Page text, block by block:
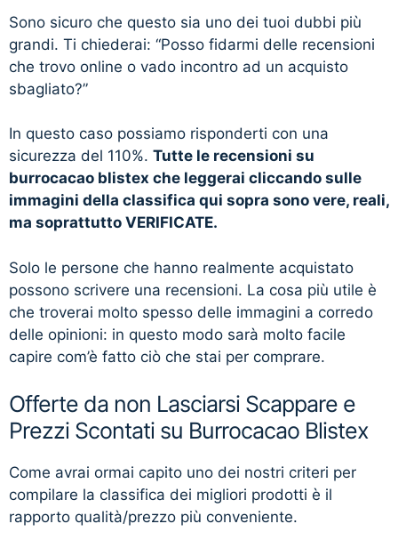
Sono sicuro che questo sia uno dei tuoi dubbi più
grandi. Ti chiederai: “Posso fidarmi delle recensioni
che trovo online o vado incontro ad un acquisto
sbagliato?”
In questo caso possiamo risponderti con una
sicurezza del 110%. Tutte le recensioni su
burrocacao blistex che leggerai cliccando sulle
immagini della classifica qui sopra sono vere, reali,
ma soprattutto VERIFICATE.
Solo le persone che hanno realmente acquistato
possono scrivere una recensioni. La cosa più utile è
che troverai molto spesso delle immagini a corredo
delle opinioni: in questo modo sarà molto facile
capire com’è fatto ciò che stai per comprare.
Offerte da non Lasciarsi Scappare e
Prezzi Scontati su Burrocacao Blistex
Come avrai ormai capito uno dei nostri criteri per
compilare la classifica dei migliori prodotti è il
rapporto qualità/prezzo più conveniente.